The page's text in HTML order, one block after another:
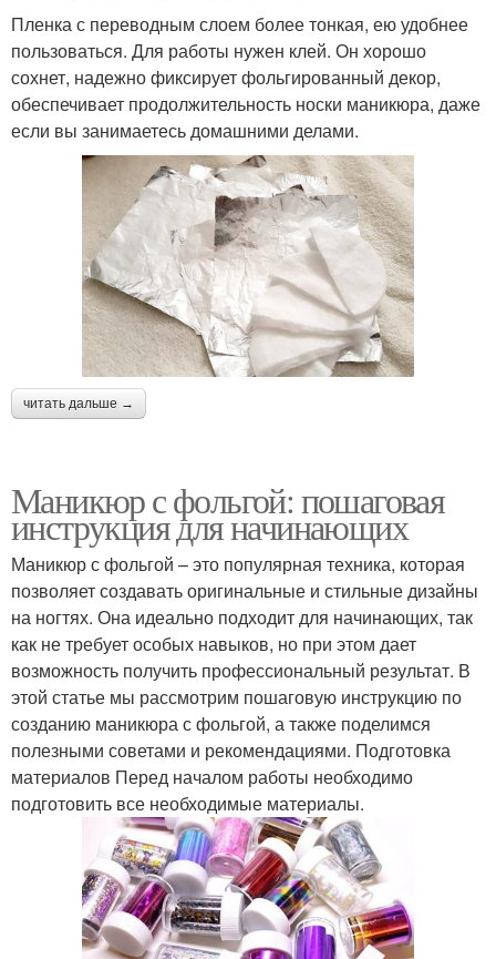
Пленка с переводным слоем более тонкая, ею удобнее
пользоваться. Для работы нужен клей. Он хорошо
сохнет, надежно фиксирует фольгированный декор,
обеспечивает продолжительность носки маникюра, даже
если вы занимаетесь домашними делами.
читать дальше →
Маникюр с фольгой: пошаговая
инструкция для начинающих
Маникюр с фольгой – это популярная техника, которая
позволяет создавать оригинальные и стильные дизайны
на ногтях. Она идеально подходит для начинающих, так
как не требует особых навыков, но при этом дает
возможность получить профессиональный результат. В
этой статье мы рассмотрим пошаговую инструкцию по
созданию маникюра с фольгой, а также поделимся
полезными советами и рекомендациями. Подготовка
материалов Перед началом работы необходимо
подготовить все необходимые материалы.